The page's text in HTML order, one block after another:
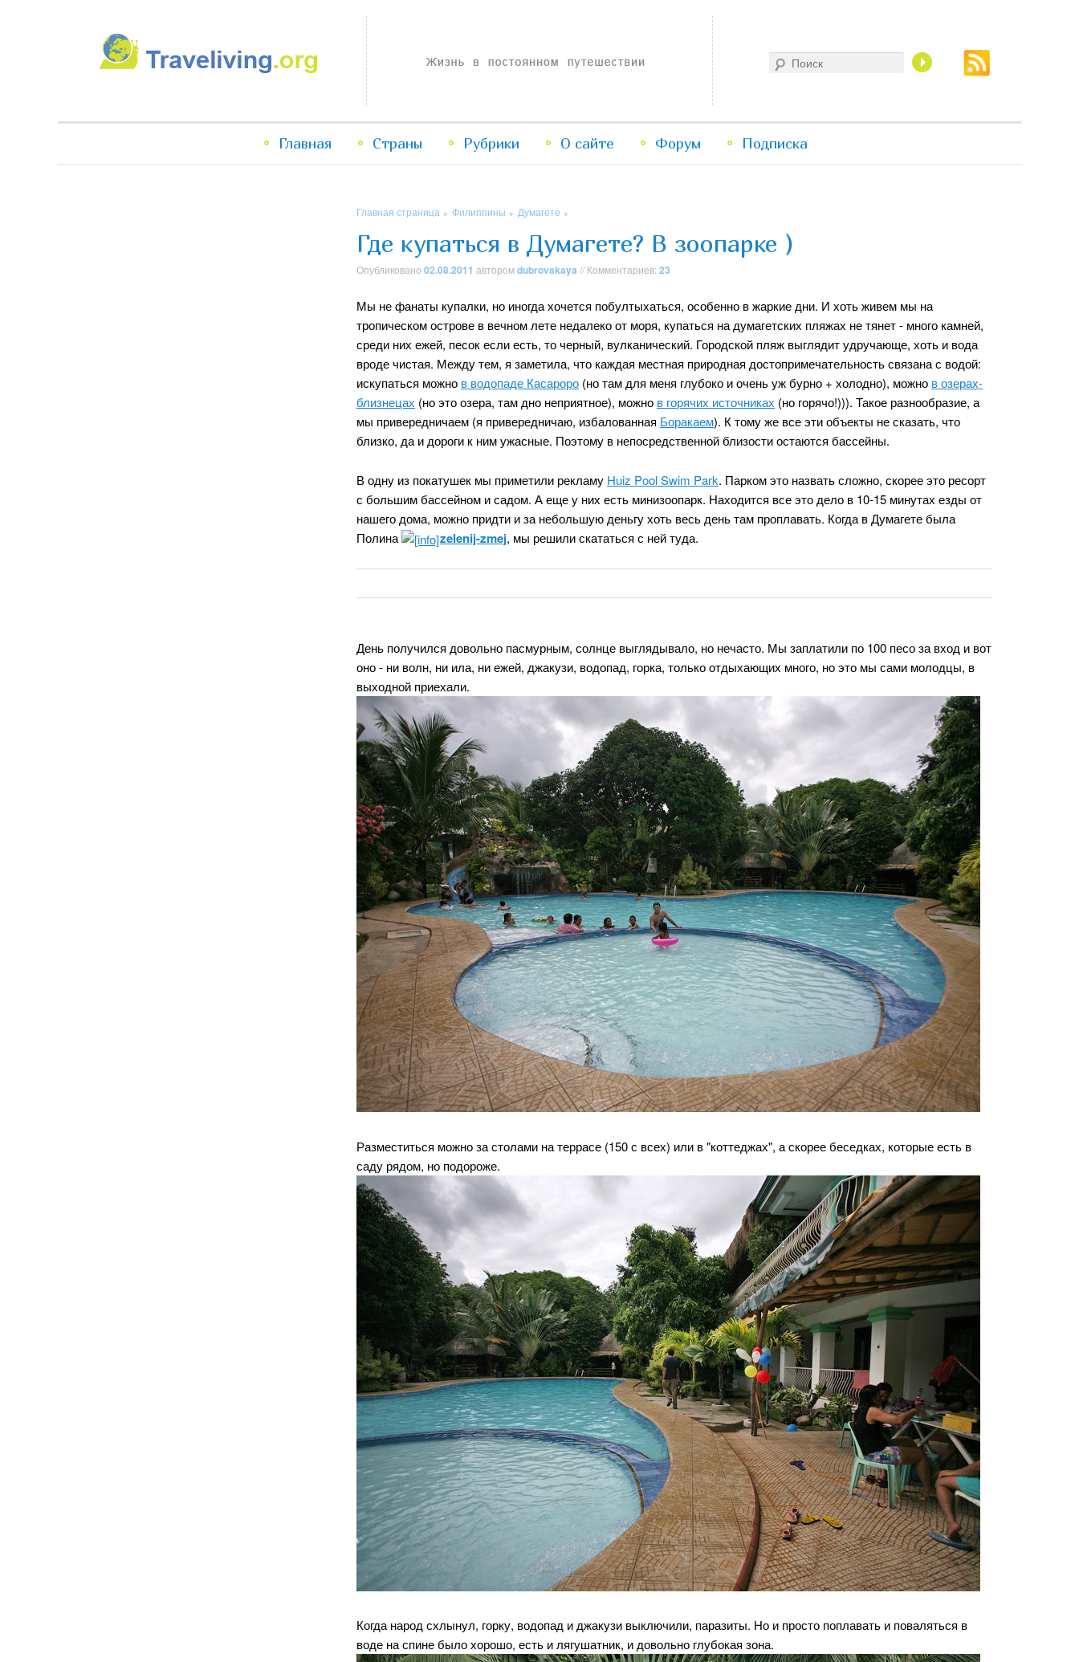
Traveliving
Жизнь в постоянном путешествии
Перейти
содержимому
Перейти
содержимому
Главная Страны Рубрики О сайте Форум Подписка
Главная страница » Филиппины » Думагете »
Где купаться в Думагете? В зоопарке )
Опубликовано 02.08.2011 авторомdubrovskaya // Комментариев: 23
Мы не фанаты купалки, но иногда хочется побултыхаться, особенно в жаркие дни. И хоть живем мы на
тропическом острове в вечном лете недалеко от моря, купаться на думагетских пляжах не тянет - много камней,
среди них ежей, песок если есть, то черный, вулканический. Городской пляж выглядит удручающе, хоть и вода
вроде чистая. Между тем, я заметила, что каждая местная природная достопримечательность связана с водой:
искупаться можно в водопаде Касароро (но там для меня глубоко и очень уж бурно + холодно), можно в озерах-
близнецах (но это озера, там дно неприятное), можно в горячих источниках (но горячо!))). Такое разнообразие, а
мы привередничаем (я привередничаю, избалованная Боракаем). К тому же все эти объекты не сказать, что
близко, да и дороги к ним ужасные. Поэтому в непосредственной близости остаются бассейны.
В одну из покатушек мы приметили рекламу Huiz Pool Swim Park. Парком это назвать сложно, скорее это ресорт
с большим бассейном и садом. А еще у них есть минизоопарк. Находится все это дело в 10-15 минутах езды от
нашего дома, можно придти и за небольшую деньгу хоть весь день там проплавать. Когда в Думагете была
Полина
zelenij-zmej, мы решили скататься с ней туда.
День получился довольно пасмурным, солнце выглядывало, но нечасто. Мы заплатили по 100 песо за вход и вот
оно - ни волн, ни ила, ни ежей, джакузи, водопад, горка, только отдыхающих много, но это мы сами молодцы, в
выходной приехали.
Разместиться можно за столами на террасе (150 с всех) или в "коттеджах", а скорее беседках, которые есть в
саду рядом, но подороже.
Когда народ схлынул, горку, водопад и джакузи выключили, паразиты. Но и просто поплавать и поваляться в
воде на спине было хорошо, есть и лягушатник, и довольно глубокая зона.